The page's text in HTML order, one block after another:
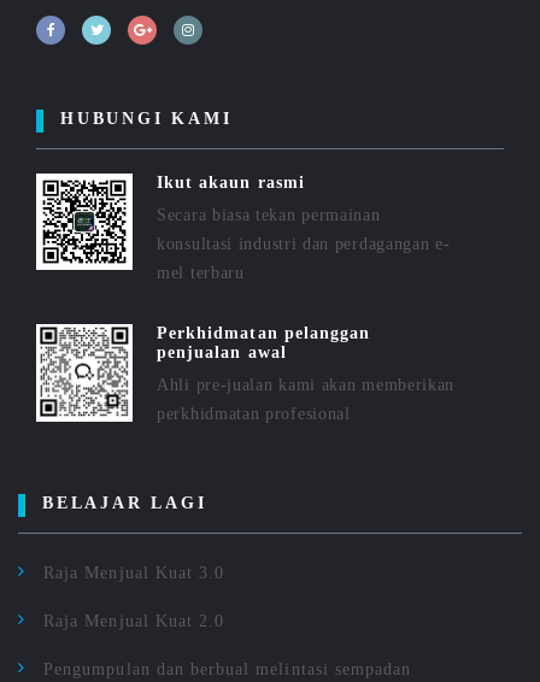
HUBUNGI KAMI
Ikut akaun rasmi
Secara biasa tekan permainan
konsultasi industri dan perdagangan e-
mel terbaru
Perkhidmatan pelanggan
penjualan awal
Ahli pre-jualan kami akan memberikan
perkhidmatan profesional
BELAJAR LAGI
Raja Menjual Kuat 3.0
Raja Menjual Kuat 2.0
Pengumpulan dan berbual melintasi sempadan